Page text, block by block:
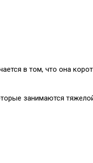
в том, что она
занимаются